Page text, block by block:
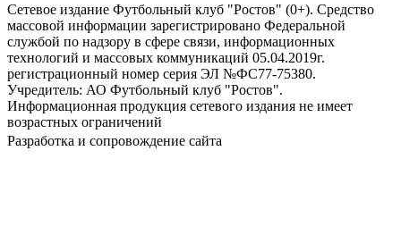
Сетевое издание Футбольный клуб "Ростов" (0+). Средство
массовой информации зарегистрировано Федеральной
службой по надзору в сфере связи, информационных
технологий и массовых коммуникаций 05.04.2019г.
регистрационный номер серия ЭЛ №ФС77-75380.
Учредитель: АО Футбольный клуб "Ростов".
Информационная продукция сетевого издания не имеет
возрастных ограничений
Разработка и сопровождение сайта